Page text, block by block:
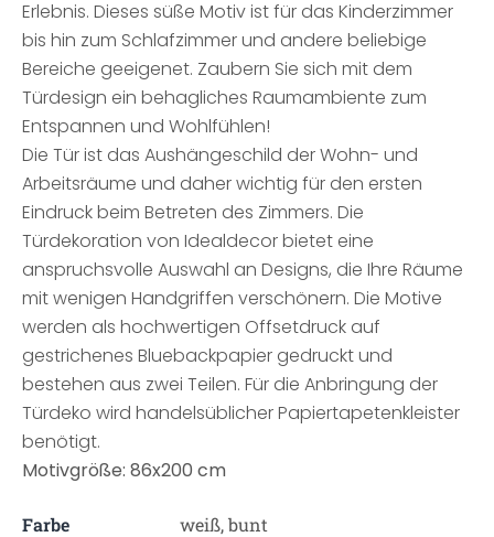
Erlebnis. Dieses süße Motiv ist für das Kinderzimmer
bis hin zum Schlafzimmer und andere beliebige
Bereiche geeigenet. Zaubern Sie sich mit dem
Türdesign ein behagliches Raumambiente zum
Entspannen und Wohlfühlen!
Die Tür ist das Aushängeschild der Wohn- und
Arbeitsräume und daher wichtig für den ersten
Eindruck beim Betreten des Zimmers. Die
Türdekoration von Idealdecor bietet eine
anspruchsvolle Auswahl an Designs, die Ihre Räume
mit wenigen Handgriffen verschönern. Die Motive
werden als hochwertigen Offsetdruck auf
gestrichenes Bluebackpapier gedruckt und
bestehen aus zwei Teilen. Für die Anbringung der
Türdeko wird handelsüblicher Papiertapetenkleister
benötigt.
Motivgröße: 86x200 cm
Farbe weiß, bunt